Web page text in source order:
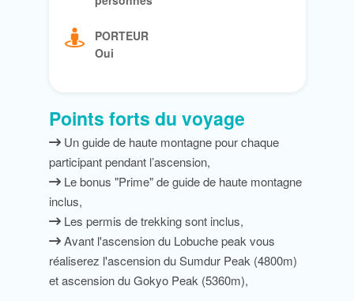
PORTEUR
Oui
Points forts du voyage
Un guide de haute montagne pour chaque
participant pendant l’ascension,
Le bonus "Prime" de guide de haute montagne
inclus,
Les permis de trekking sont inclus,
Avant l'ascension du Lobuche peak vous
réaliserez l'ascension du Sumdur Peak (4800m)
et ascension du Gokyo Peak (5360m),